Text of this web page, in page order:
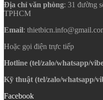
Địa chỉ văn phòng: 31 đường
TPHCM
Email:
Hoặc gọi điện trực tiếp
Hotline (tel/zalo/whatsapp/
Kỹ thuật (tel/zalo/whatsapp/
Facebook